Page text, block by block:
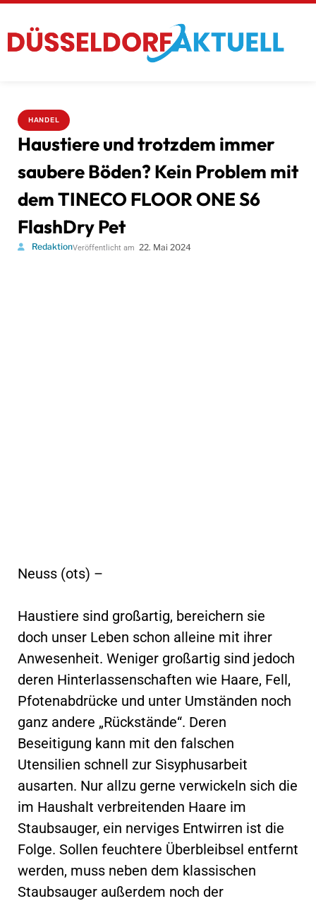
HANDEL
Haustiere und trotzdem immer
saubere Böden? Kein Problem mit
dem TINECO FLOOR ONE S6
FlashDry Pet
RedaktionVeröffentlicht am 22. Mai 2024
Neuss (ots) –
Haustiere sind großartig, bereichern sie
doch unser Leben schon alleine mit ihrer
Anwesenheit. Weniger großartig sind jedoch
deren Hinterlassenschaften wie Haare, Fell,
Pfotenabdrücke und unter Umständen noch
ganz andere „Rückstände“. Deren
Beseitigung kann mit den falschen
Utensilien schnell zur Sisyphusarbeit
ausarten. Nur allzu gerne verwickeln sich die
im Haushalt verbreitenden Haare im
Staubsauger, ein nerviges Entwirren ist die
Folge. Sollen feuchtere Überbleibsel entfernt
werden, muss neben dem klassischen
Staubsauger außerdem noch der